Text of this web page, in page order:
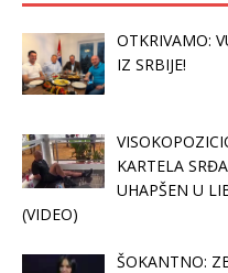
OTKRIVAMO:
IZ SRBIJE!
KARTELA
UHAPŠEN U
(VIDEO)
ŠOKANTNO: